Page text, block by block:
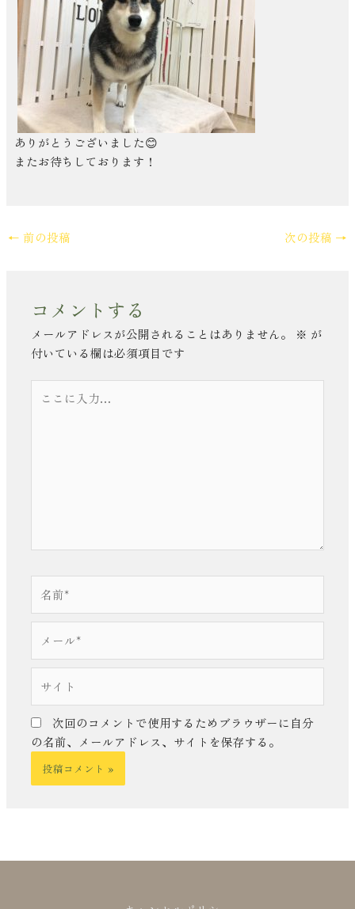
ありがとうございました😊
またお待ちしております！
← 前の投稿 次の投稿 →
コメントする
メールアドレスが公開されることはありません。 ※ が
付いている欄は必須項目です
前
*
ー
ル
ト
次回のコメントで使用するためブラウザーに自分
の名前、メールアドレス、サイトを保存する。